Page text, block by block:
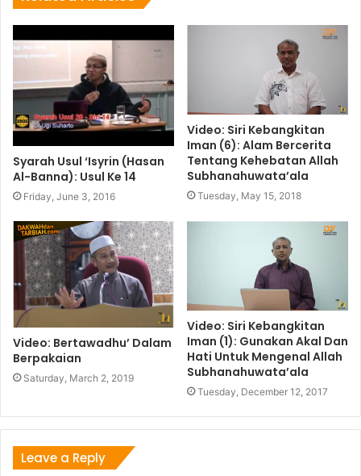
Syarah Usul ‘Isyrin (Hasan
Al-Banna): Usul Ke 14
Friday, June 3, 2016
Video: Siri Kebangkitan
Iman (6): Alam Bercerita
Tentang Kehebatan Allah
Subhanahuwata’ala
Tuesday, May 15, 2018
Video: Bertawadhu’ Dalam
Berpakaian
Saturday, March 2, 2019
Video: Siri Kebangkitan
Iman (1): Gunakan Akal Dan
Hati Untuk Mengenal Allah
Subhanahuwata’ala
Tuesday, December 12, 2017
Leave a Reply